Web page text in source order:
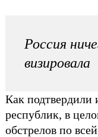
Россия
визировала
Как подтвердили
республик, в
обстрелов по